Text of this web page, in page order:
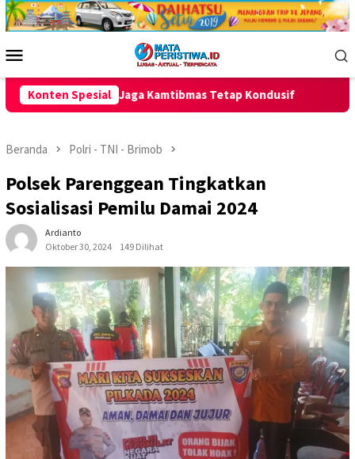
Loncat
ke
Mobile
Konten Spesial
Tetap Kondusif Polsek Pamarican Amankan
Beranda Polri - TNI - Brimob
Polsek Parenggean Tingkatkan
Sosialisasi Pemilu Damai 2024
Ardianto
Oktober 30, 2024
149 Dilihat